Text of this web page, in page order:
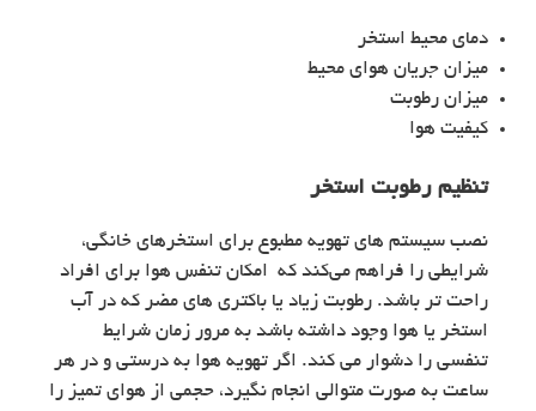
دمای محیط استخر
میزان جریان هوای محیط
میزان رطوبت
کیفیت هوا
تنظیم رطوبت استخر
نصب سیستم های تهویه مطبوع برای استخرهای خانگی،
شرایطی را فراهم می‌کند که امکان تنفس هوا برای افراد
راحت تر باشد. رطوبت زیاد یا باکتری های مضر که در آب
استخر یا هوا وجود داشته باشد به مرور زمان شرایط
تنفسی را دشوار می کند. اگر تهویه هوا به درستی و در هر
ساعت به صورت متوالی انجام نگیرد، حجمی از هوای تمیز را